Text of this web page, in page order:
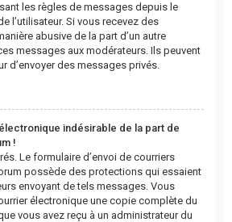
les règles de messages depuis le
l’utilisateur. Si vous recevez des
abusive de la part d’un autre
messages aux modérateurs. Ils peuvent
d’envoyer des messages privés.
indésirable de la part de
!
Le formulaire d’envoi de courriers
possède des protections qui essaient
envoyant de tels messages. Vous
électronique une copie complète du
vous avez reçu à un administrateur du